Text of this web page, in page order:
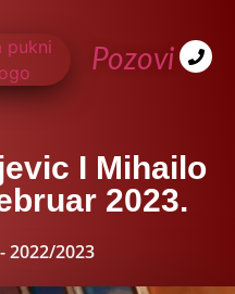
Pozovi
I Mihailo
2023.
2022/2023